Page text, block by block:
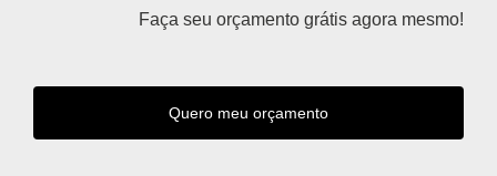
Faça seu orçamento grátis agora mesmo!
Quero meu orçamento